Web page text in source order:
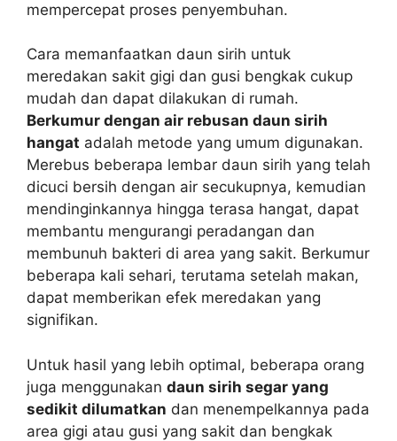
mempercepat proses penyembuhan.
Cara memanfaatkan daun sirih untuk
meredakan sakit gigi dan gusi bengkak cukup
mudah dan dapat dilakukan di rumah.
Berkumur dengan air rebusan daun sirih
hangat adalah metode yang umum digunakan.
Merebus beberapa lembar daun sirih yang telah
dicuci bersih dengan air secukupnya, kemudian
mendinginkannya hingga terasa hangat, dapat
membantu mengurangi peradangan dan
membunuh bakteri di area yang sakit. Berkumur
beberapa kali sehari, terutama setelah makan,
dapat memberikan efek meredakan yang
signifikan.
Untuk hasil yang lebih optimal, beberapa orang
juga menggunakan daun sirih segar yang
sedikit dilumatkan dan menempelkannya pada
area gigi atau gusi yang sakit dan bengkak